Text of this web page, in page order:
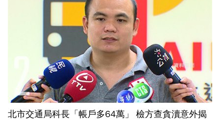
北市交通局科長「帳戶多64萬」 檢方查貪瀆意外揭